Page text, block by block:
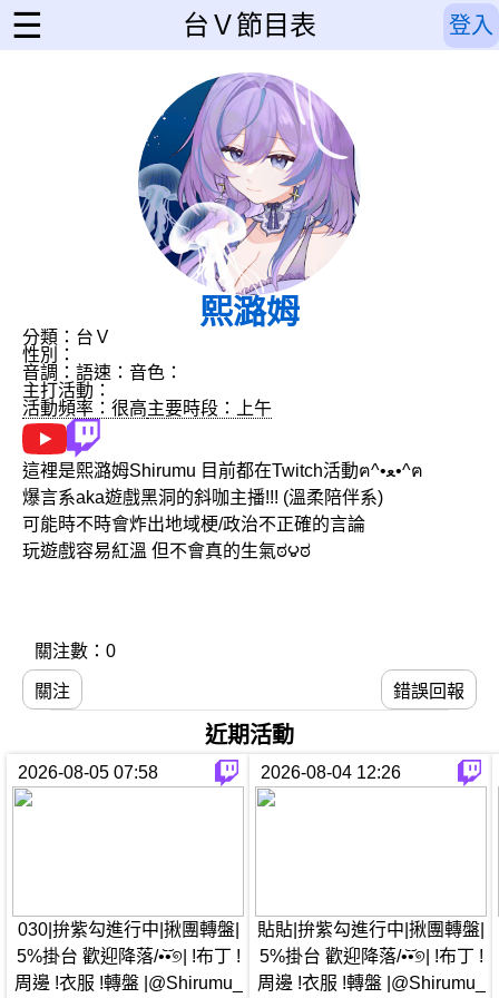
☰ 台Ｖ節目表 登入
熙潞姆
分類：台Ｖ
性別：
音調： 語速： 音色：
主打活動：
活動頻率：很高主要時段：上午
這裡是熙潞姆Shirumu 目前都在Twitch活動ฅ^•ﻌ•^ฅ
爆言系aka遊戲黑洞的斜咖主播!!! (溫柔陪伴系)
可能時不時會炸出地域梗/政治不正確的言論
玩遊戲容易紅溫 但不會真的生氣ಠ౪ಠ
關注數：0
關注 錯誤回報
近期活動
2026-08-05 07:58
030|拚紫勾進行中|揪團轉盤|
5%掛台 歡迎降落/•᷅•᷄୭| !布丁 !
周邊 !衣服 !轉盤 |@Shirumu_
2026-08-04 12:26
貼貼|拚紫勾進行中|揪團轉盤|
5%掛台 歡迎降落/•᷅•᷄୭| !布丁 !
周邊 !衣服 !轉盤 |@Shirumu_